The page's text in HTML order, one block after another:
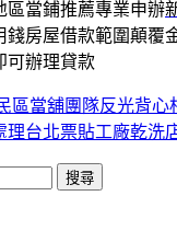
區當鋪推薦專業申辦
錢房屋借款範圍顛覆
可辦理貸款
區當舖團隊反光背心
理台北票貼工廠乾洗